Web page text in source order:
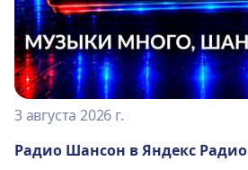
3 августа 2026 г.
Радио Шансон в Яндекс Радио